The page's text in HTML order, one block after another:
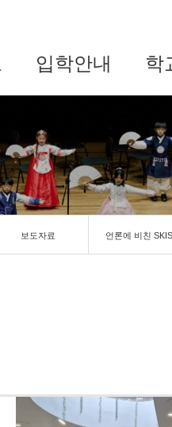
입학안내 학
보도자료 언론에 비친 SKIS